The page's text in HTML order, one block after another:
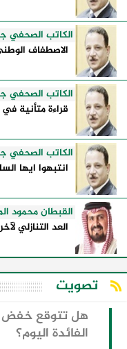
الكاتب الصحفي
الاصطفاف
الكاتب الصحفي
قراءة متأنية في
الكاتب الصحفي
انتبهوا ايها
القبطان محمود
العد التنازلي
تصويت
هل تتوقع خفض
الفائدة اليوم؟